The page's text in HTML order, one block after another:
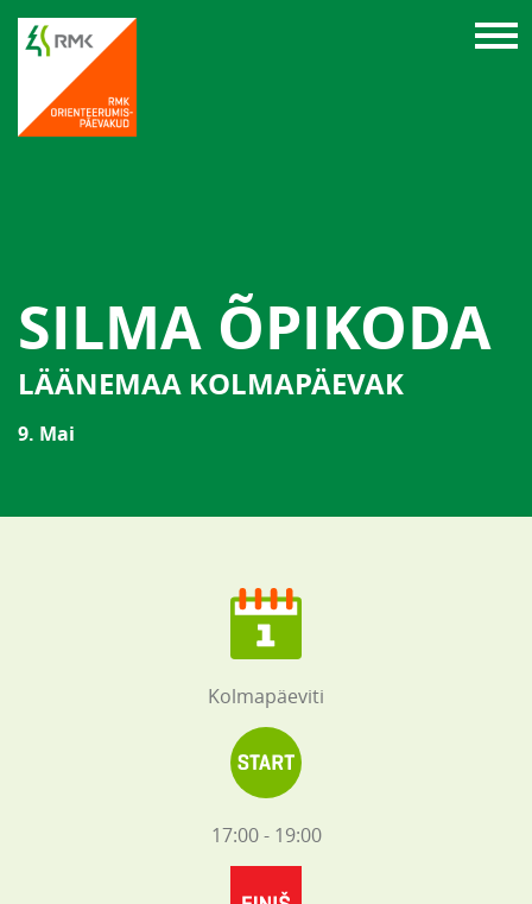
SILMA ÕPIKODA
LÄÄNEMAA KOLMAPÄEVAK
9. Mai
Kolmapäeviti
17:00 - 19:00